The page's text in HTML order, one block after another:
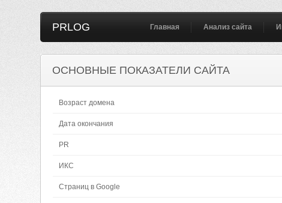
PRLOG Главная Анализ сайта
ОСНОВНЫЕ ПОКАЗАТЕЛИ САЙТА
Возраст домена
Дата окончания
PR
ИКС
Страниц в Google